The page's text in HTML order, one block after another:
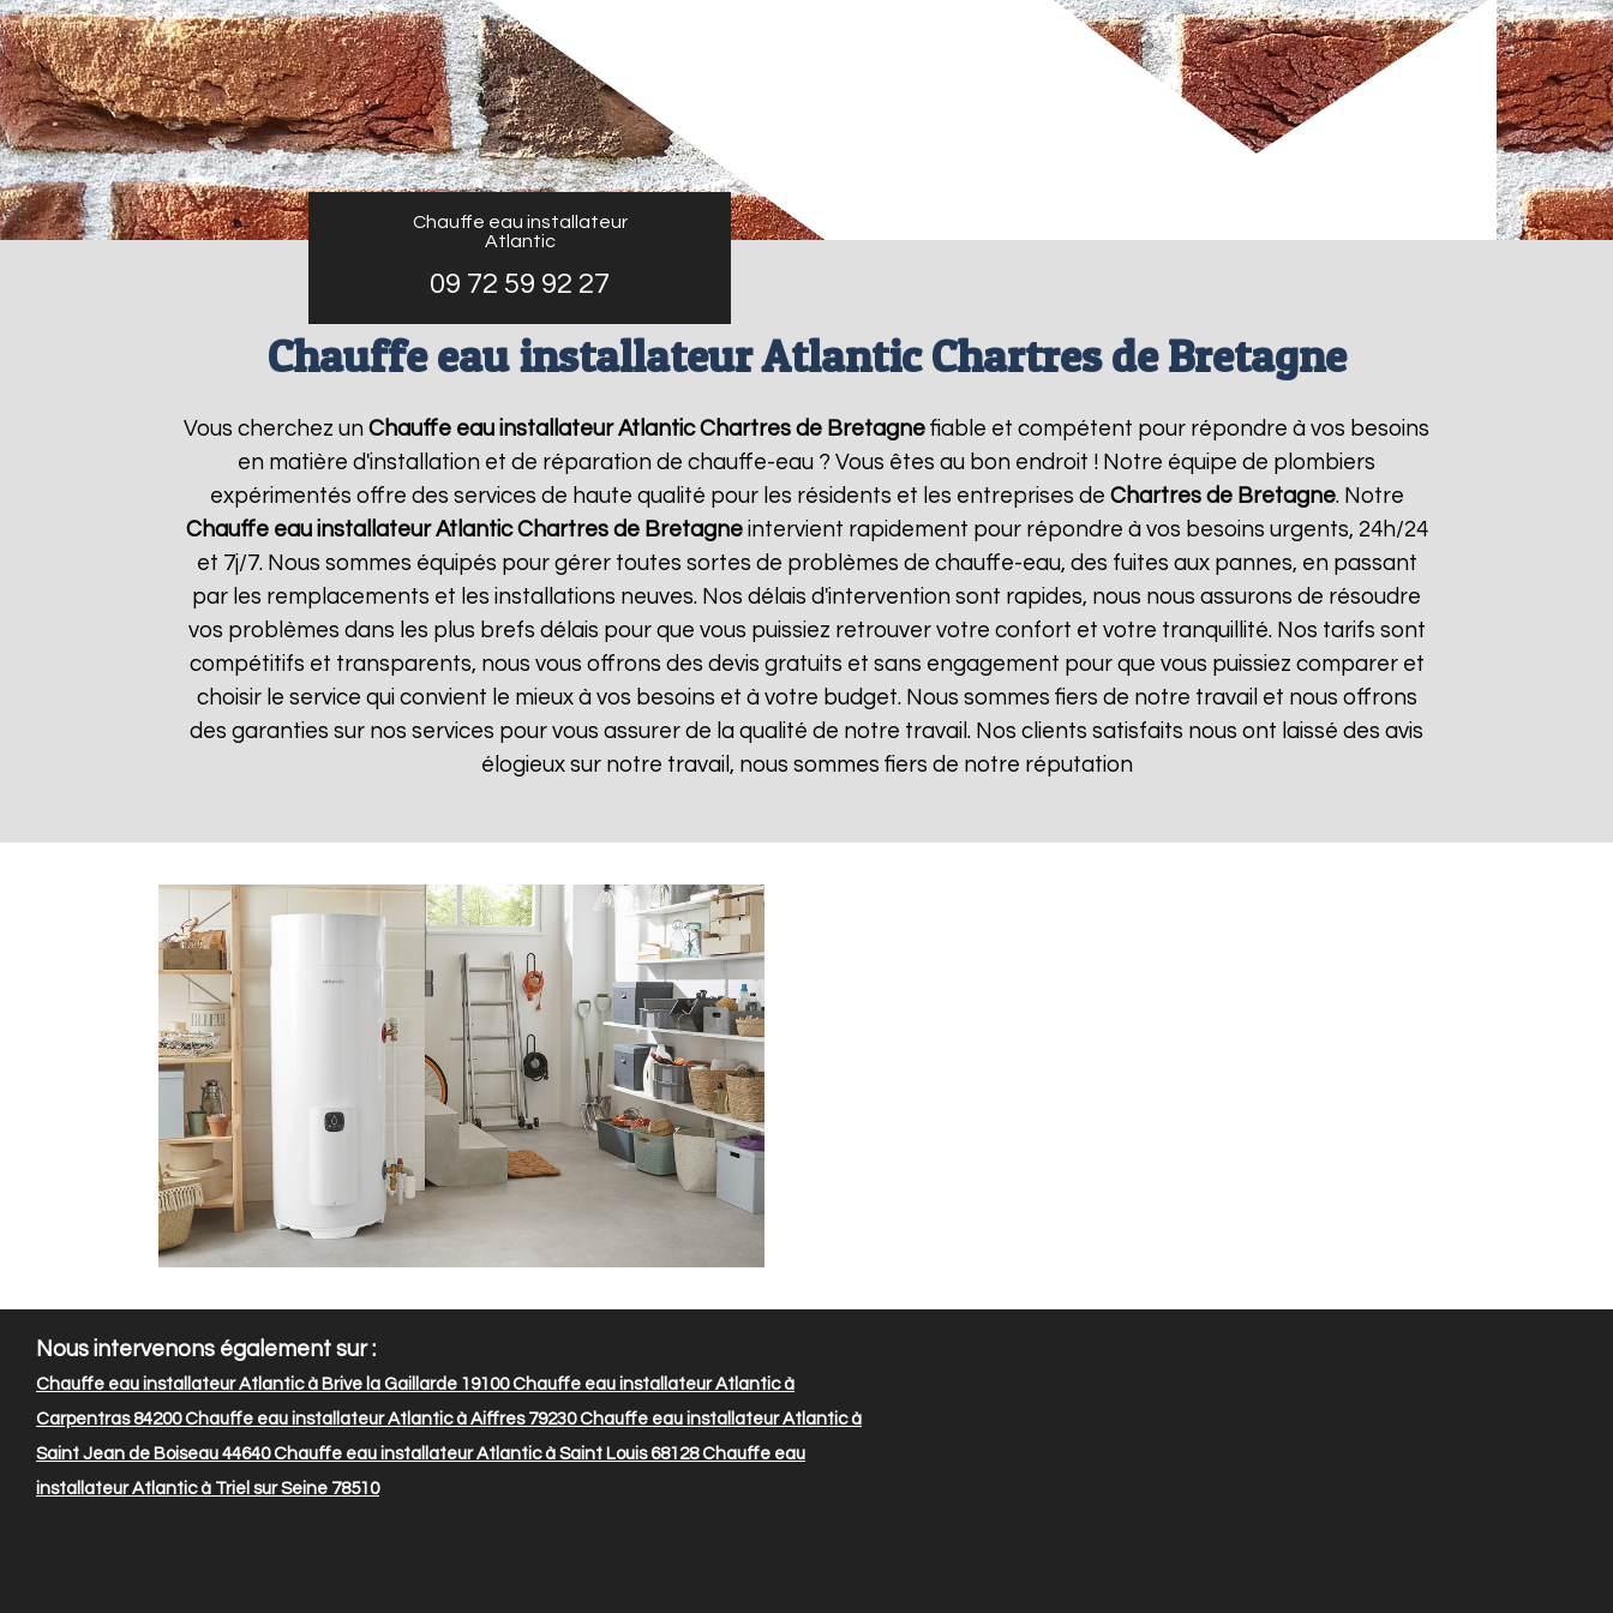
Chauffe eau installateur
Atlantic
09 72 59 92 27
Chauffe eau installateur Atlantic Chartres de Bretagne
Vous cherchez un Chauffe eau installateur Atlantic Chartres de Bretagne fiable et compétent pour répondre à vos besoins
en matière d'installation et de réparation de chauffe-eau ? Vous êtes au bon endroit ! Notre équipe de plombiers
expérimentés offre des services de haute qualité pour les résidents et les entreprises de Chartres de Bretagne. Notre
Chauffe eau installateur Atlantic Chartres de Bretagneintervient rapidement pour répondre à vos besoins urgents, 24h/24
et 7j/7. Nous sommes équipés pour gérer toutes sortes de problèmes de chauffe-eau, des fuites aux pannes, en passant
par les remplacements et les installations neuves. Nos délais d'intervention sont rapides, nous nous assurons de résoudre
vos problèmes dans les plus brefs délais pour que vous puissiez retrouver votre confort et votre tranquillité. Nos tarifs sont
compétitifs et transparents, nous vous offrons des devis gratuits et sans engagement pour que vous puissiez comparer et
choisir le service qui convient le mieux à vos besoins et à votre budget. Nous sommes fiers de notre travail et nous offrons
des garanties sur nos services pour vous assurer de la qualité de notre travail. Nos clients satisfaits nous ont laissé des avis
élogieux sur notre travail, nous sommes fiers de notre réputation
Nous intervenons également sur :
Chauffe eau installateur Atlantic à Brive la Gaillarde 19100Chauffe eau installateur Atlantic à
Carpentras 84200Chauffe eau installateur Atlantic à Aiffres 79230Chauffe eau installateur Atlantic à
Saint Jean de Boiseau 44640Chauffe eau installateur Atlantic à Saint Louis 68128Chauffe eau
installateur Atlantic à Triel sur Seine 78510